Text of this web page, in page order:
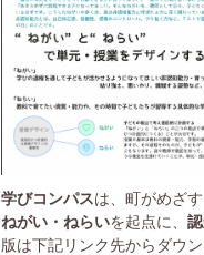
学びコンパスは、町がめざ
ねがい・ねらいを起点に、
版は下記リンク先からダウン